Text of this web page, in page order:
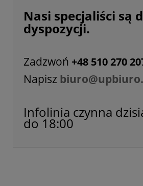
Nasi specjaliści są
dyspozycji.
Zadzwoń +48 510 270
Napisz
Infolinia czynna
do 18:00